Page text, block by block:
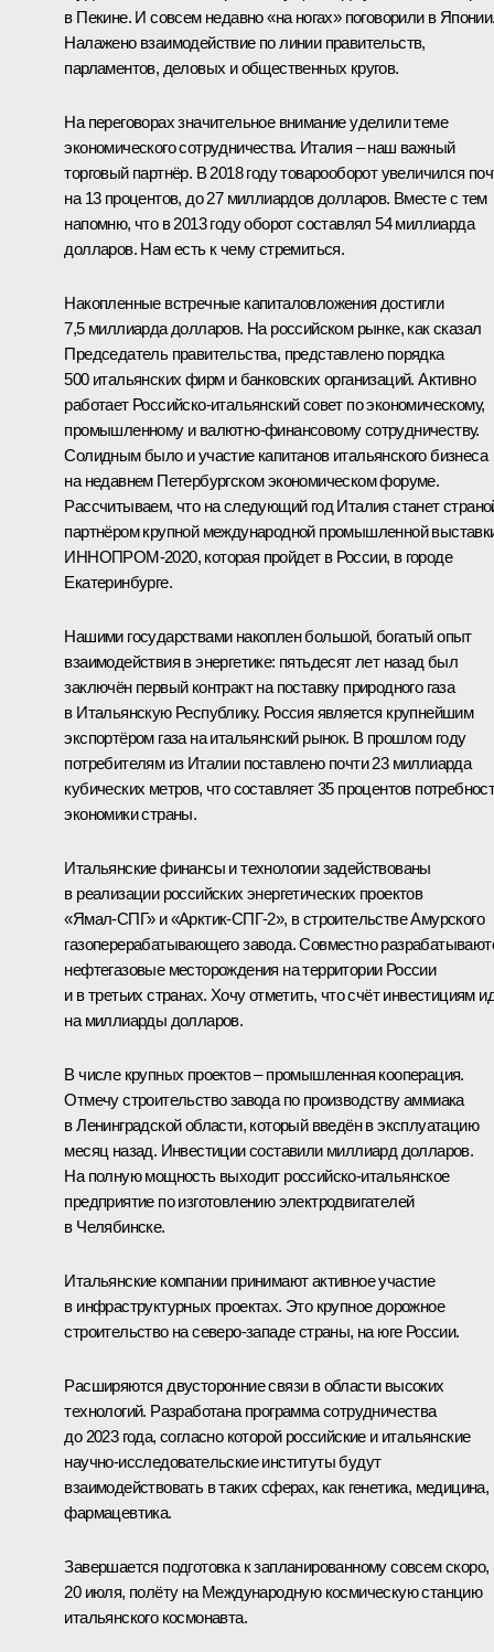
в Пекине. И совсем недавно «на ногах» поговорили в
Налажено взаимодействие по линии правительств,
парламентов, деловых и общественных кругов.
На переговорах значительное внимание уделили теме
экономического сотрудничества. Италия – наш важный
торговый партнёр. В 2018 году товарооборот увеличился
на 13 процентов, до 27 миллиардов долларов. Вместе с тем
напомню, что в 2013 году оборот составлял 54 миллиарда
долларов. Нам есть к чему стремиться.
Накопленные встречные капиталовложения достигли
7,5 миллиарда долларов. На российском рынке, как сказал
Председатель правительства, представлено порядка
500 итальянских фирм и банковских организаций. Активно
работает Российско‑итальянский совет по экономическому,
промышленному и валютно‑финансовому сотрудничеству.
Солидным было и участие капитанов итальянского бизнеса
на недавнем Петербургском экономическом форуме.
Рассчитываем, что на следующий год Италия станет
партнёром крупной международной промышленной
ИННОПРОМ‑2020, которая пройдет в России, в городе
Екатеринбурге.
Нашими государствами накоплен большой, богатый опыт
взаимодействия в энергетике: пятьдесят лет назад был
заключён первый контракт на поставку природного газа
в Итальянскую Республику. Россия является крупнейшим
экспортёром газа на итальянский рынок. В прошлом году
потребителям из Италии поставлено почти 23 миллиарда
кубических метров, что составляет 35 процентов
экономики страны.
Итальянские финансы и технологии задействованы
в реализации российских энергетических проектов
«Ямал‑СПГ» и «Арктик‑СПГ‑2», в строительстве Амурского
газоперерабатывающего завода. Совместно
нефтегазовые месторождения на территории России
и в третьих странах. Хочу отметить, что счёт инвестициям
на миллиарды долларов.
В числе крупных проектов – промышленная кооперация.
Отмечу строительство завода по производству аммиака
в Ленинградской области, который введён в эксплуатацию
месяц назад. Инвестиции составили миллиард долларов.
На полную мощность выходит российско‑итальянское
предприятие по изготовлению электродвигателей
в Челябинске.
Итальянские компании принимают активное участие
в инфраструктурных проектах. Это крупное дорожное
строительство на северо‑западе страны, на юге России.
Расширяются двусторонние связи в области высоких
технологий. Разработана программа сотрудничества
до 2023 года, согласно которой российские и итальянские
научно‑исследовательские институты будут
взаимодействовать в таких сферах, как генетика, медицина,
фармацевтика.
Завершается подготовка к запланированному совсем скоро,
20 июля, полёту на Международную космическую станцию
итальянского космонавта.